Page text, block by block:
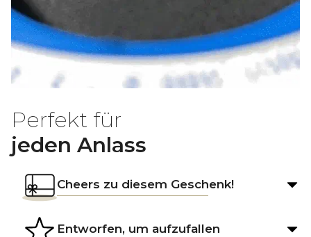
Perfekt für
jeden Anlass
Cheers zu diesem Geschenk!
Entworfen, um aufzufallen